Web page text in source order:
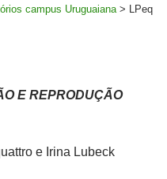
campus Uruguaiana > LPeq
E REPRODUÇÃO
e Irina Lubeck